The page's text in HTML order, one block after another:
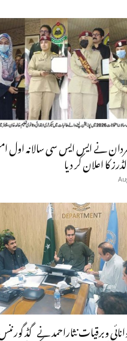
کا اعلان کر دیا
وبرقیات نثاراحمد نے گڈ